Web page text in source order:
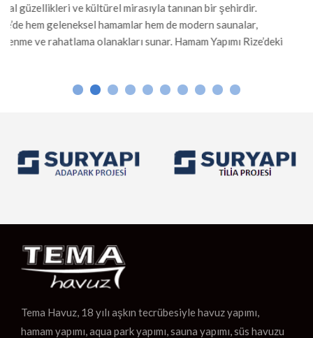
Rize’deki
Tema Havuz, 18 yılı aşkın tecrübesiyle havuz yapımı,
hamam yapımı, aqua park yapımı, sauna yapımı, süs havuzu